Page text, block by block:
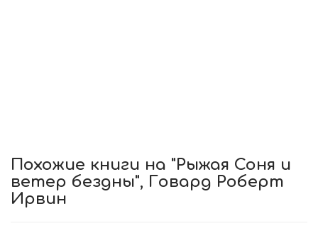
Похожие книги на "Рыжая Соня и
ветер бездны", Говард Роберт
Ирвин